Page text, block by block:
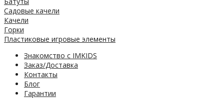
Садовые качели
Качели
Горки
Пластиковые игровые элементы
Знакомство с IMKIDS
Заказ/Доставка
Контакты
Блог
Гарантии